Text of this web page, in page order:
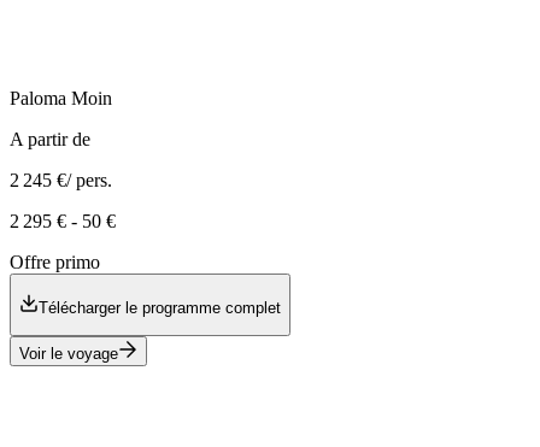
Paloma Moin
A partir de
2 245 €/ pers.
2 295 € - 50 €
Offre primo
Télécharger le programme complet
Voir le voyage